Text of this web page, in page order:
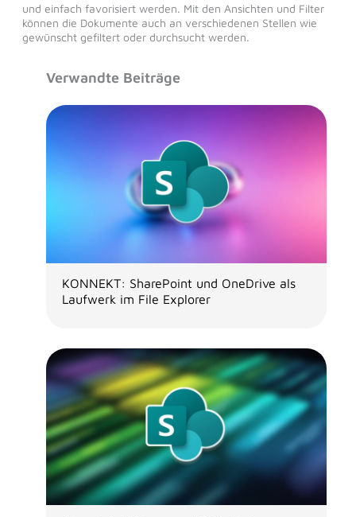
und einfach favorisiert werden. Mit den Ansichten und Filter
können die Dokumente auch an verschiedenen Stellen wie
gewünscht gefiltert oder durchsucht werden.
Verwandte Beiträge
KONNEKT: SharePoint und OneDrive als
Laufwerk im File Explorer